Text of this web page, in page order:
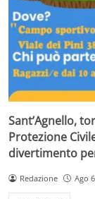
Sant’Agnello,
Protezione
divertimento
Redazione Ago